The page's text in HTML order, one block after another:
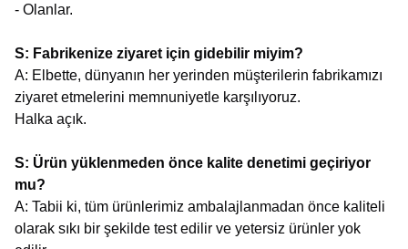
- Olanlar.
S: Fabrikenize ziyaret için gidebilir miyim?
A: Elbette, dünyanın her yerinden müşterilerin fabrikamızı
ziyaret etmelerini memnuniyetle karşılıyoruz.
Halka açık.
S: Ürün yüklenmeden önce kalite denetimi geçiriyor
mu?
A: Tabii ki, tüm ürünlerimiz ambalajlanmadan önce kaliteli
olarak sıkı bir şekilde test edilir ve yetersiz ürünler yok